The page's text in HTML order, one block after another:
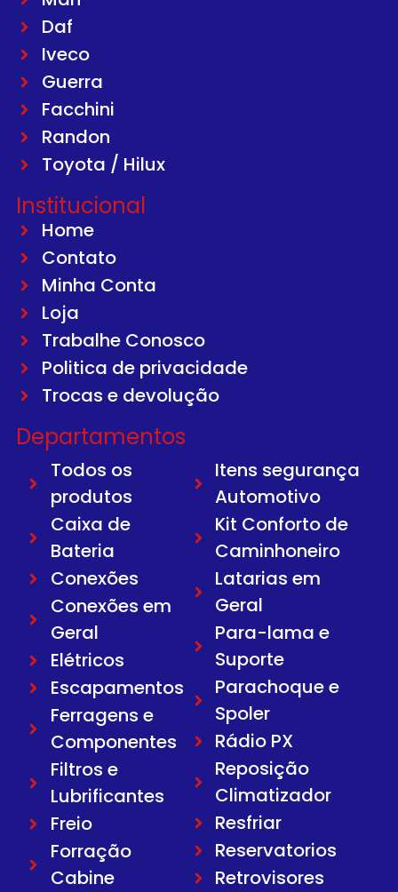
Daf
Iveco
Guerra
Facchini
Randon
Toyota / Hilux
Institucional
Home
Contato
Minha Conta
Loja
Trabalhe Conosco
Politica de privacidade
Trocas e devolução
Departamentos
Todos os
produtos
Caixa de
Bateria
Conexões
Conexões em
Geral
Elétricos
Escapamentos
Ferragens e
Componentes
Filtros e
Lubrificantes
Freio
Forração
Cabine
Itens segurança
Automotivo
Kit Conforto de
Caminhoneiro
Latarias em
Geral
Para-lama e
Suporte
Parachoque e
Spoler
Rádio PX
Reposição
Climatizador
Resfriar
Reservatorios
Retrovisores